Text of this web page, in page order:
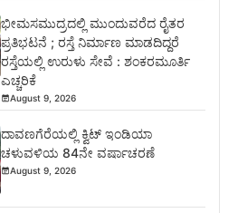
ಭೀಮಸಮುದ್ರದಲ್ಲಿ ಮುಂದುವರೆದ ರೈತರ
ಪ್ರತಿಭಟನೆ ; ರಸ್ತೆ ನಿರ್ಮಾಣ ಮಾಡದಿದ್ದರೆ
ರಸ್ತೆಯಲ್ಲಿ ಉರುಳು ಸೇವೆ : ಶಂಕರಮೂರ್ತಿ
ಎಚ್ಚರಿಕೆ
August 9, 2026
ದಾವಣಗೆರೆಯಲ್ಲಿ ಕ್ವಿಟ್ ಇಂಡಿಯಾ
ಚಳುವಳಿಯ 84ನೇ ವರ್ಷಾಚರಣೆ
August 9, 2026